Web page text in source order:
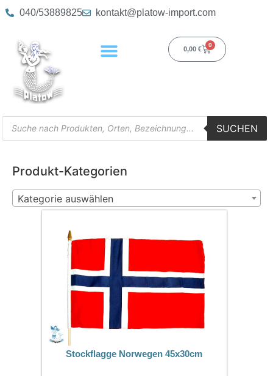
040/53889825 kontakt@platow-import.com
0,00 €
0
SUCHEN
Produkt-Kategorien
Kategorie auswählen
Stockflagge Norwegen 45x30cm